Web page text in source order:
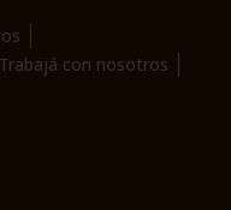
Trabajá con nosotros